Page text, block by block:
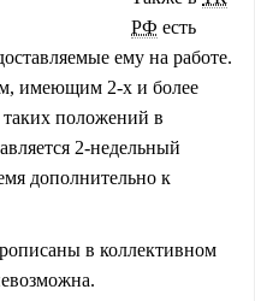
РФ есть
ему на работе.
имеющим 2-х и более
положений в
2-недельный
дополнительно к
в коллективном